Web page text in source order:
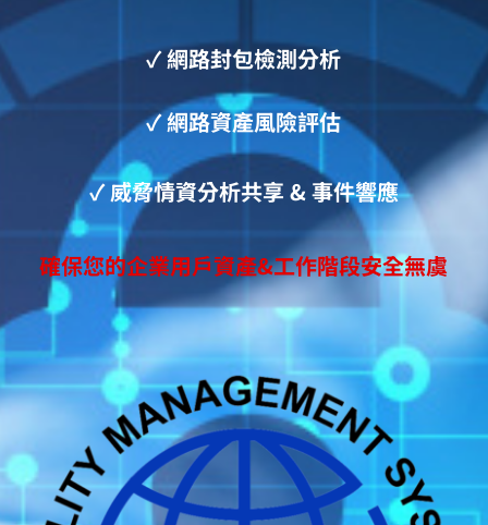
✓ 網路封包檢測分析
✓網路資產風險評估
✓威脅情資分析共享 & 事件響應
確保您的企業用戶資產&工作階段安全無虞